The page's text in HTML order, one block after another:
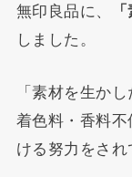
無印良品に、
しました。
「素材を生か
着色料・香料
ける努力をされ